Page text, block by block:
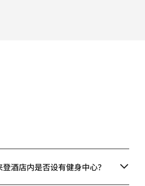
酒店内是否设有健身中心？